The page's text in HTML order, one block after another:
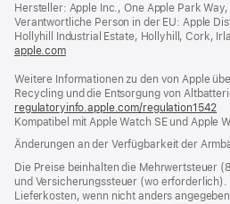
Hersteller: Apple Inc., One Apple Park
Verantwortliche Person in der EU: Apple
Hollyhill Industrial Estate, Hollyhill, Cork,
apple.com(öffnet
neues
Fenster)
Weitere Informationen zu den von Apple
Recycling und die Entsorgung von
regulatoryinfo.apple.com/regulation1542
Kompatibel mit Apple Watch SE und Apple
Änderungen an der Verfügbarkeit der
Die Preise beinhalten die Mehrwertsteuer
und Versicherungssteuer (wo
Lieferkosten, wenn nicht anders